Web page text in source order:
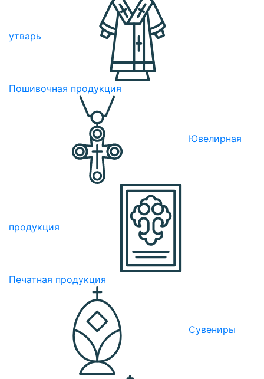
утварь
Пошивочная продукция
Ювелирная
продукция
Печатная продукция
Сувениры